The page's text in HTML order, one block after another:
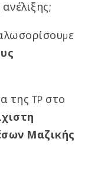
της TP στο
Μαζικής